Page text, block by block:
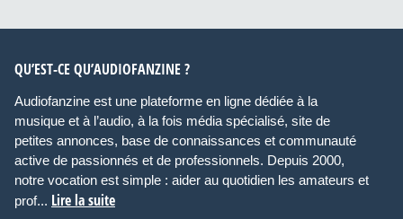
QU’EST-CE QU’AUDIOFANZINE ?
Audiofanzine est une plateforme en ligne dédiée à la
musique et à l’audio, à la fois média spécialisé, site de
petites annonces, base de connaissances et communauté
active de passionnés et de professionnels. Depuis 2000,
notre vocation est simple : aider au quotidien les amateurs et
prof... Lire la suite